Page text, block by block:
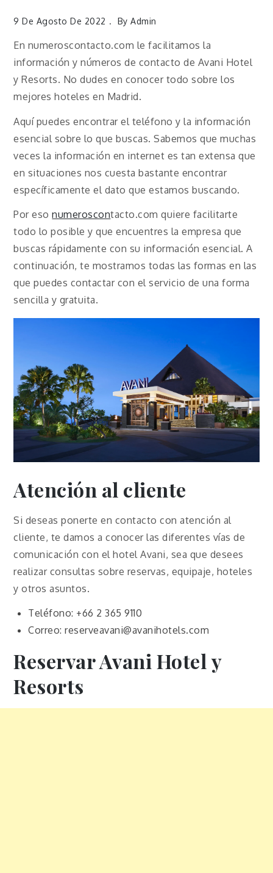
9 De Agosto De 2022 ByAdmin
En numeroscontacto.com le facilitamos la
información y números de contacto de Avani Hotel
y Resorts. No dudes en conocer todo sobre los
mejores hoteles en Madrid.
Aquí puedes encontrar el teléfono y la información
esencial sobre lo que buscas. Sabemos que muchas
veces la información en internet es tan extensa que
en situaciones nos cuesta bastante encontrar
específicamente el dato que estamos buscando.
Por esonumeroscontacto.com quiere facilitarte
todo lo posible y que encuentres la empresa que
buscas rápidamente con su información esencial. A
continuación, te mostramos todas las formas en las
que puedes contactar con el servicio de una forma
sencilla y gratuita.
Atención al cliente
Si deseas ponerte en contacto con atención al
cliente, te damos a conocer las diferentes vías de
comunicación con el hotel Avani, sea que desees
realizar consultas sobre reservas, equipaje, hoteles
y otros asuntos.
Teléfono: +66 2 365 9110
Correo: reserveavani@avanihotels.com
Reservar Avani Hotel y
Resorts